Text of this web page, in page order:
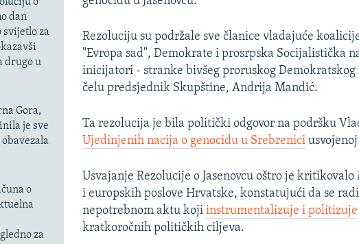
dan
svijetlo za
drugo u
Gora,
je sve
o
za
Rezoluciju su podržale sve članice vladajuće
"Evropa sad", Demokrate i prosrpska Socijalistička
inicijatori - stranke bivšeg proruskog
čelu predsjednik Skupštine, Andrija Mandić.
Ta rezolucija je bila politički odgovor na podršku
Ujedinjenih nacija o genocidu u Srebrenici
Usvajanje Rezolucije o Jasenovcu oštro je
i europskih poslove Hrvatske, konstatujući da se
nepotrebnom aktu koji instrumentalizuje i politizuje
kratkoročnih političkih ciljeva.